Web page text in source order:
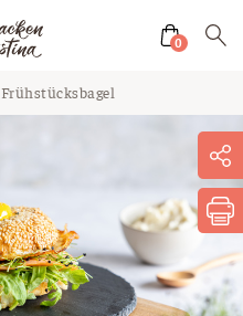
0
Frühstücksbagel